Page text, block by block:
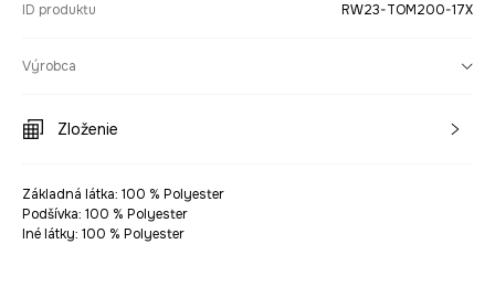
ID produktu RW23-TOM200-17X
Výrobca
Zloženie
Základná látka: 100 % Polyester
Podšívka: 100 % Polyester
Iné látky: 100 % Polyester